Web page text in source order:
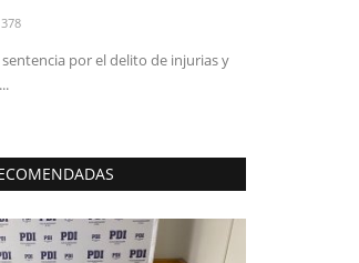
378
por el delito de injurias y